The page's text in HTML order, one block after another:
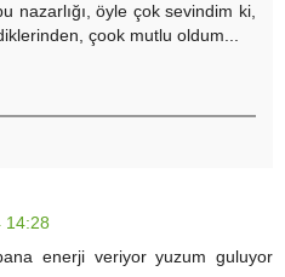
nazarlığı, öyle çok sevindim ki,
çook mutlu oldum...
14:28
enerji veriyor yuzum guluyor